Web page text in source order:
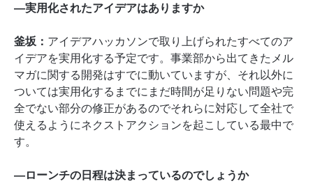
―実用化されたアイデアはありますか
釜坂： アイデアハッカソンで取り上げられたすべてのア
イデアを実用化する予定です。事業部から出てきたメル
マガに関する開発はすでに動いていますが、それ以外に
ついては実用化するまでにまだ時間が足りない問題や完
全でない部分の修正があるのでそれらに対応して全社で
使えるようにネクストアクションを起こしている最中で
す。
―ローンチの日程は決まっているのでしょうか